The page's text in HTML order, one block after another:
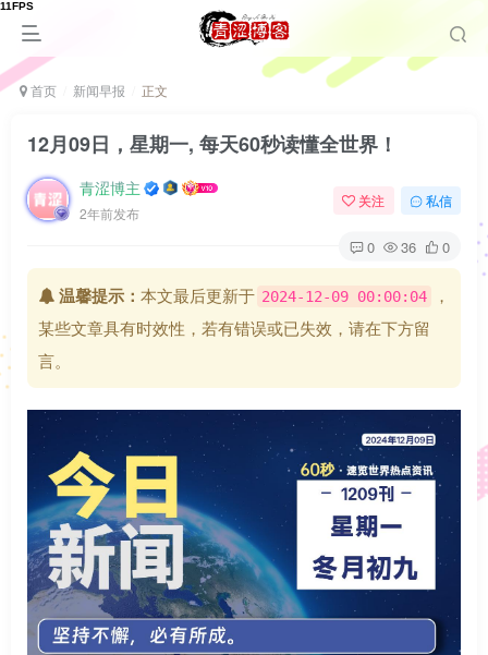
首页 新闻早报 正文
12月09日，星期一, 每天60秒读懂全世界！
青涩博主
2年前发布
关注 私信
0 36 0
温馨提示： 本文最后更新于 2024-12-09 00:00:04
，
某些文章具有时效性，若有错误或已失效，请在下方留
言。